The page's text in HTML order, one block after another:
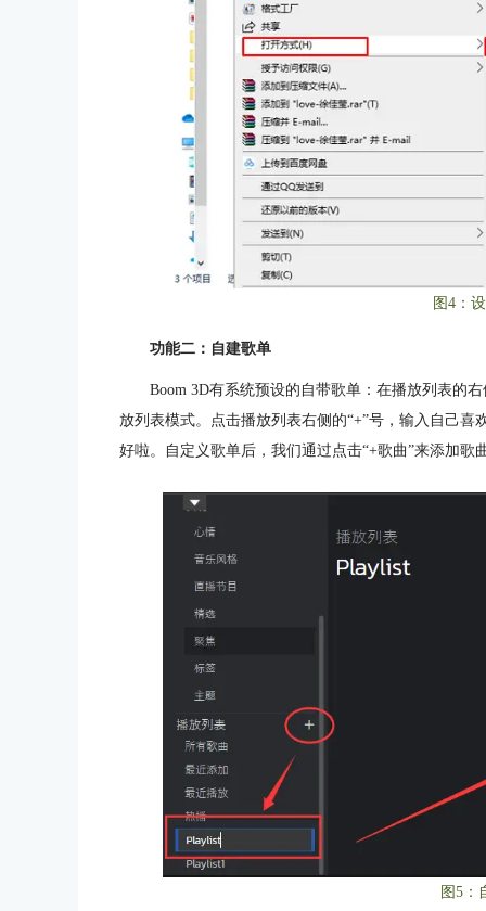
图4：
功能二：自建歌单
Boom 3D有系统预设的自带歌单：在播放列表的
放列表模式。点击播放列表右侧的“+”号，输入自己
好啦。自定义歌单后，我们通过点击“+歌曲”来添加
图5：